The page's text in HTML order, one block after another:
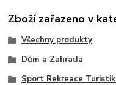
Zboží zařazeno v
Všechny produkty
Dům a Zahrada
Sport Rekreace